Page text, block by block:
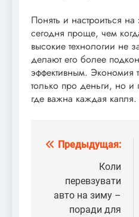
Понять и настроиться
сегодня проще, чем
высокие технологии не
делают его более
эффективным. Экономия
только про деньги, но
где важна каждая капля.
Навигация
записям
Предыдущая:
Коли
перевзувати
авто на зиму –
поради для